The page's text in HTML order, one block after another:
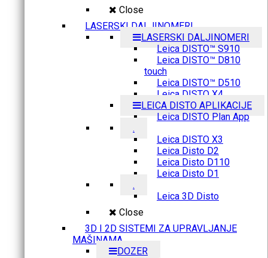
Close
LASERSKI DALJINOMERI
LASERSKI DALJINOMERI
Leica DISTO™ S910
Leica DISTO™ D810
touch
Leica DISTO™ D510
Leica DISTO X4
LEICA DISTO APLIKACIJE
Leica DISTO Plan App
.
Leica DISTO X3
Leica Disto D2
Leica Disto D110
Leica Disto D1
.
Leica 3D Disto
Close
3D I 2D SISTEMI ZA UPRAVLJANJE
MAŠINAMA
DOZER